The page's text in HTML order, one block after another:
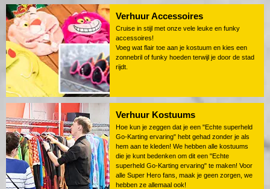
Verhuur Accessoires
Cruise in stijl met onze vele leuke en funky
accessoires!
Voeg wat flair toe aan je kostuum en kies een
zonnebril of funky hoeden terwijl je door de stad
rijdt.
Verhuur Kostuums
Hoe kun je zeggen dat je een "Echte superheld
Go-Karting ervaring" hebt gehad zonder je als
hem aan te kleden! We hebben alle kostuums
die je kunt bedenken om dit een "Echte
superheld Go-Karting ervaring" te maken! Voor
alle Super Hero fans, maak je geen zorgen, we
hebben ze allemaal ook!